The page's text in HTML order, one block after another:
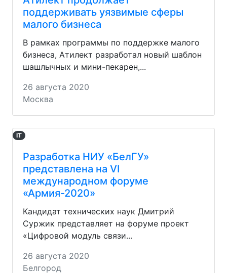
поддерживать уязвимые сферы
малого бизнеса
В рамках программы по поддержке малого
бизнеса, Атилект разработал новый шаблон
шашлычных и мини-пекарен,...
26 августа 2020
Москва
IT
Разработка НИУ «БелГУ»
представлена на VI
международном форуме
«Армия-2020»
Кандидат технических наук Дмитрий
Суржик представляет на форуме проект
«Цифровой модуль связи...
26 августа 2020
Белгород